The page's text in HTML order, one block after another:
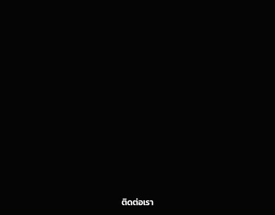
ติดต่อเรา